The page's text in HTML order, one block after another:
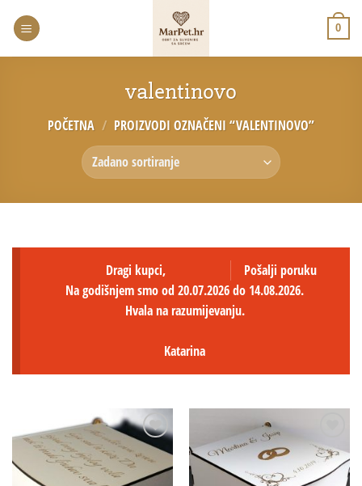
0
valentinovo
POČETNA / PROIZVODI OZNAČENI “VALENTINOVO”
Pošalji poruku
Dragi kupci,
Na godišnjem smo od 20.07.2026 do 14.08.2026.
Hvala na razumijevanju.
Katarina